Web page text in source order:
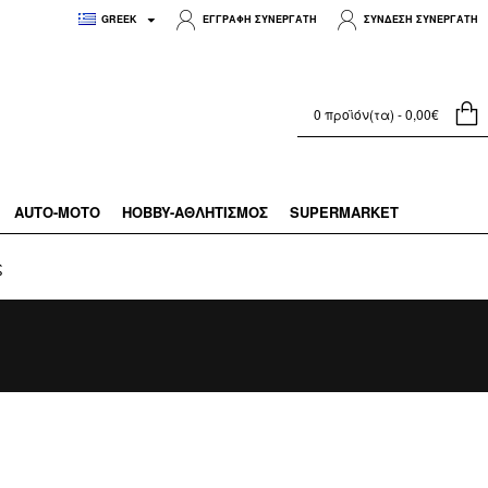
GREEK ΕΓΓΡΑΦΗ ΣΥΝΕΡΓΑΤΗ ΣΥΝΔΕΣΗ ΣΥΝΕΡΓΑΤΗ
0 προϊόν(τα) - 0,00€
AUTO-MOTO HOBBY-ΑΘΛΗΤΙΣΜΌΣ SUPERMARKET